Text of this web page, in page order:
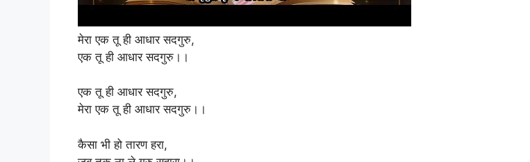
मेरा एक तू ही आधार सदगुरु,
एक तू ही आधार सदगुरु।।
एक तू ही आधार सदगुरु,
मेरा एक तू ही आधार सदगुरु।।
कैसा भी हो तारण हरा,